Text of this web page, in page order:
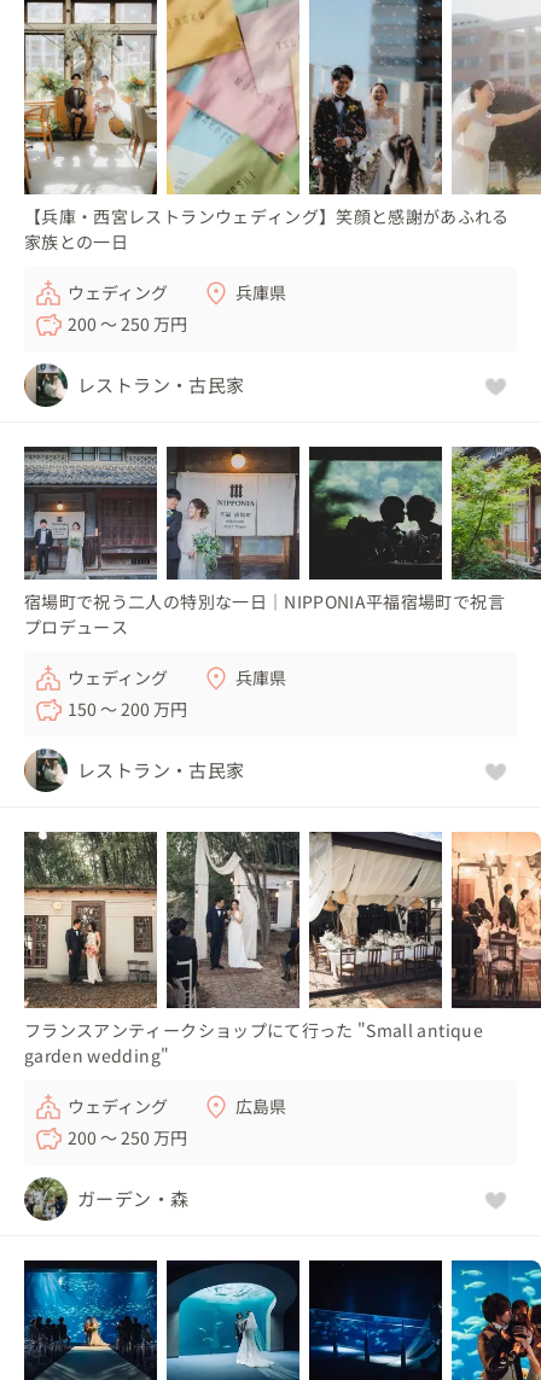
【兵庫・西宮レストランウェディング】笑顔と感謝があふれる
家族との一日
ウェディング
兵庫県
200 〜 250 万円
レストラン・古民家
宿場町で祝う二人の特別な一日｜NIPPONIA平福宿場町で祝言
プロデュース
ウェディング
兵庫県
150 〜 200 万円
レストラン・古民家
フランスアンティークショップにて行った "Small antique
garden wedding"
ウェディング
広島県
200 〜 250 万円
ガーデン・森